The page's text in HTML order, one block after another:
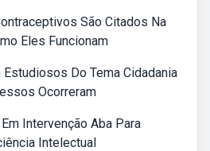
São Citados Na
Eles Funcionam
Estudiosos Do Tema Cidadania
Ocorreram
Intervenção Aba Para
Intelectual